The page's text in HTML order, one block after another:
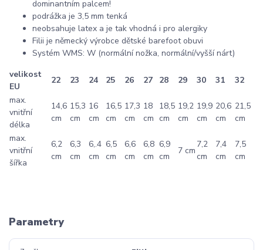
dominantním palcem!
podrážka je 3,5 mm tenká
neobsahuje latex a je tak vhodná i pro alergiky
Filii je německý výrobce dětské barefoot obuvi
Systém WMS: W (normální nožka, normální/vyšší nárt)
velikost
EU
22 23 24 25 26 27 28 29 30 31
32
max.
vnitřní
délka
14,6
cm
15,3
cm
16
cm
16,5
cm
17,3
cm
18
cm
18,5
cm
19,2
cm
19,9
cm
20,6
cm
21,5
cm
max.
vnitřní
šířka
6,2
cm
6,3
cm
6,.4
cm
6,5
cm
6,6
cm
6,8
cm
6,9
cm
7 cm
7,2
cm
7,4
cm
7,5
cm
Parametry